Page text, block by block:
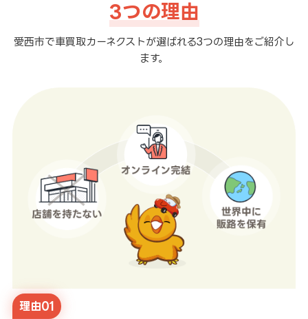
3つの理由
愛西市で車買取カーネクストが選ばれる3つの理由をご紹介し
ます。
理由01